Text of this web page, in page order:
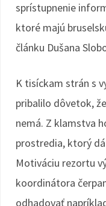
sprístupnenie
ktoré majú
článku Dušana
K tisíckam strán s
pribalilo dôvetok,
nemá. Z klamstva
prostredia, ktorý
Motiváciu rezortu
koordinátora
odhadovať